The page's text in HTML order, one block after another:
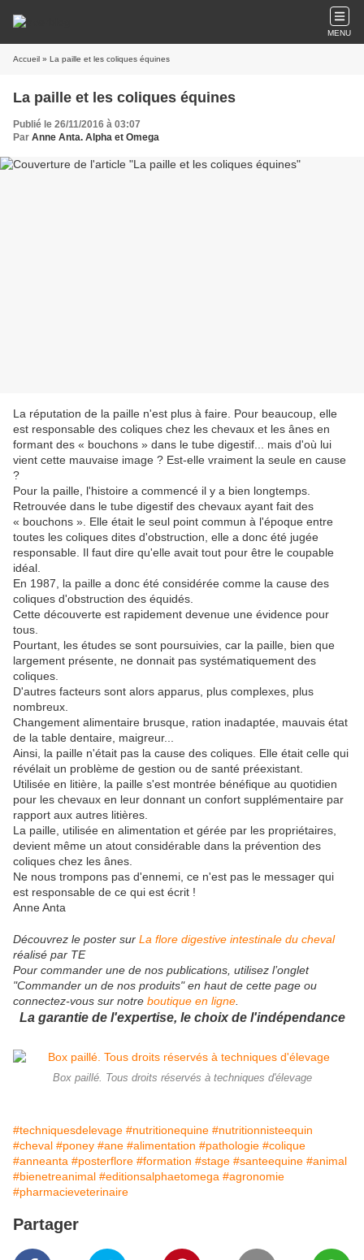
MENU
Accueil » La paille et les coliques équines
La paille et les coliques équines
Publié le 26/11/2016 à 03:07
Par Anne Anta. Alpha et Omega
La réputation de la paille n'est plus à faire. Pour beaucoup, elle
est responsable des coliques chez les chevaux et les ânes en
formant des « bouchons » dans le tube digestif... mais d'où lui
vient cette mauvaise image ? Est-elle vraiment la seule en cause
?
Pour la paille, l'histoire a commencé il y a bien longtemps.
Retrouvée dans le tube digestif des chevaux ayant fait des
« bouchons ». Elle était le seul point commun à l'époque entre
toutes les coliques dites d'obstruction, elle a donc été jugée
responsable. Il faut dire qu'elle avait tout pour être le coupable
idéal.
En 1987, la paille a donc été considérée comme la cause des
coliques d'obstruction des équidés.
Cette découverte est rapidement devenue une évidence pour
tous.
Pourtant, les études se sont poursuivies, car la paille, bien que
largement présente, ne donnait pas systématiquement des
coliques.
D'autres facteurs sont alors apparus, plus complexes, plus
nombreux.
Changement alimentaire brusque, ration inadaptée, mauvais état
de la table dentaire, maigreur...
Ainsi, la paille n'était pas la cause des coliques. Elle était celle qui
révélait un problème de gestion ou de santé préexistant.
Utilisée en litière, la paille s'est montrée bénéfique au quotidien
pour les chevaux en leur donnant un confort supplémentaire par
rapport aux autres litières.
La paille, utilisée en alimentation et gérée par les propriétaires,
devient même un atout considérable dans la prévention des
coliques chez les ânes.
Ne nous trompons pas d'ennemi, ce n'est pas le messager qui
est responsable de ce qui est écrit !
Anne Anta
Découvrez le poster sur La flore digestive intestinale du cheval
réalisé par TE
Pour commander une de nos publications, utilisez l’onglet
"Commander un de nos produits" en haut de cette page ou
connectez-vous sur notre boutique en ligne
La garantie de l'expertise, le choix de l'indépendance
Box paillé. Tous droits réservés à techniques d'élevage
#techniquesdelevage #nutritionequine #nutritionnisteequin
#cheval #poney #ane #alimentation #pathologie #colique
#anneanta #posterflore #formation #stage #santeequine #animal
#bienetreanimal #editionsalphaetomega #agronomie
#pharmacieveterinaire
Partager